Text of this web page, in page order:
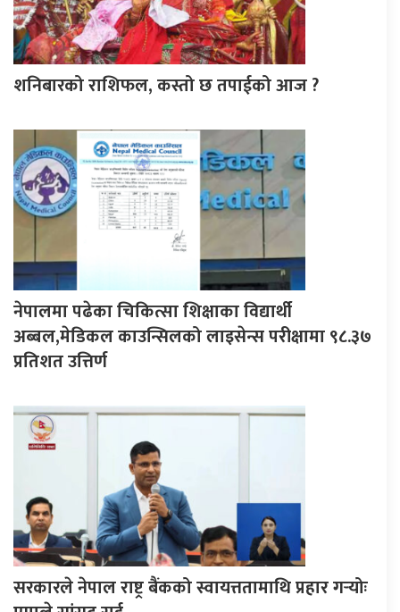
शनिबारको राशिफल, कस्तो छ तपाईको आज ?
नेपालमा पढेका चिकित्सा शिक्षाका विद्यार्थी
अब्बल,मेडिकल काउन्सिलको लाइसेन्स परीक्षामा ९८.३७
प्रतिशत उत्तिर्ण
सरकारले नेपाल राष्ट्र बैंकको स्वायत्ततामाथि प्रहार गर्‍योः